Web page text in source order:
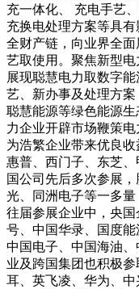
充一体化、 充电手艺
充换电处理方案等具
全财产链，向业界全
艺取使用。聚焦新型
展现聪慧电力取数字
艺、新办事及处理方案
聪慧能源等绿色能源
力企业开辟市场鞭策
为浩繁企业带来优良
惠普、西门子、东芝
国公司先后多次参展
光、同洲电子等一多
往届参展企业中，央
号、中国华录、国度能
中国电子、中国海油
业及跨国集团也积极
耳、英飞凌、华为、